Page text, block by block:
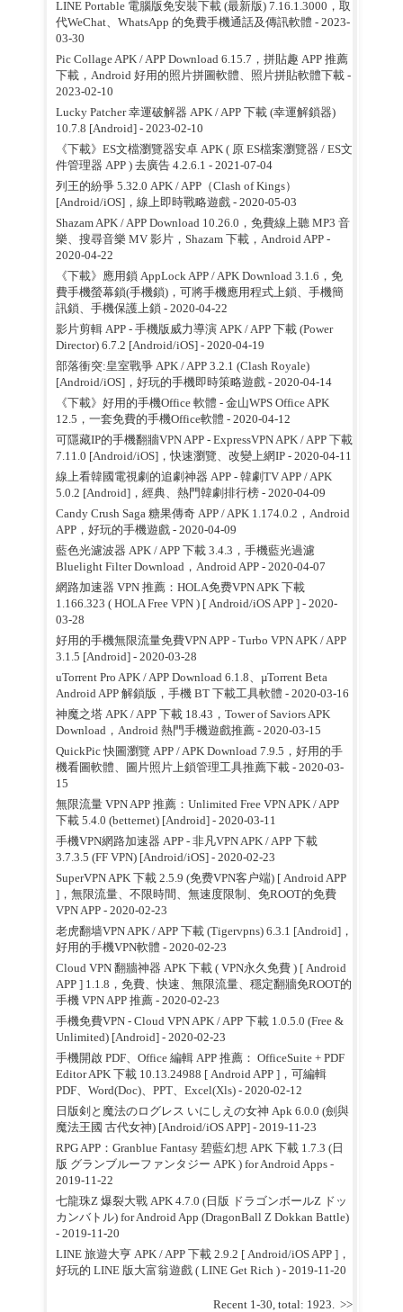
LINE Portable 電腦版免安裝下載 (最新版) 7.16.1.3000，取
代WeChat、WhatsApp 的免費手機通話及傳訊軟體 - 2023-
03-30
Pic Collage APK / APP Download 6.15.7，拼貼趣 APP 推薦
下載，Android 好用的照片拼圖軟體、照片拼貼軟體下載-
2023-02-10
Lucky Patcher 幸運破解器 APK / APP 下載 (幸運解鎖器)
10.7.8 [Android] - 2023-02-10
《下載》ES文檔瀏覽器安卓 APK ( 原 ES檔案瀏覽器 / ES文
件管理器 APP ) 去廣告 4.2.6.1 - 2021-07-04
列王的紛爭 5.32.0 APK / APP（Clash of Kings）
[Android/iOS]，線上即時戰略遊戲- 2020-05-03
Shazam APK / APP Download 10.26.0，免費線上聽 MP3 音
樂、搜尋音樂 MV 影片，Shazam 下載，Android APP-
2020-04-22
《下載》應用鎖 AppLock APP / APK Download 3.1.6，免
費手機螢幕鎖(手機鎖)，可將手機應用程式上鎖、手機簡
訊鎖、手機保護上鎖 - 2020-04-22
影片剪輯 APP - 手機版威力導演 APK / APP 下載 (Power
Director) 6.7.2 [Android/iOS]- 2020-04-19
部落衝突:皇室戰爭 APK / APP 3.2.1 (Clash Royale)
[Android/iOS]，好玩的手機即時策略遊戲- 2020-04-14
《下載》好用的手機Office 軟體 - 金山WPS Office APK
12.5，一套免費的手機Office軟體 - 2020-04-12
可隱藏IP的手機翻牆VPN APP - ExpressVPN APK / APP 下載
7.11.0 [Android/iOS]，快速瀏覽、改變上網IP- 2020-04-11
線上看韓國電視劇的追劇神器 APP - 韓劇TV APP / APK
5.0.2 [Android]，經典、熱門韓劇排行榜- 2020-04-09
Candy Crush Saga 糖果傳奇 APP / APK 1.174.0.2，Android
APP，好玩的手機遊戲- 2020-04-09
藍色光濾波器 APK / APP 下載 3.4.3，手機藍光過濾
Bluelight Filter Download，Android APP- 2020-04-07
網路加速器 VPN 推薦：HOLA免费VPN APK 下載
1.166.323 ( HOLA Free VPN ) [ Android/iOS APP ]- 2020-
03-28
好用的手機無限流量免費VPN APP - Turbo VPN APK / APP
3.1.5 [Android]- 2020-03-28
uTorrent Pro APK / APP Download 6.1.8、µTorrent Beta
Android APP 解鎖版，手機 BT 下載工具軟體 - 2020-03-16
神魔之塔 APK / APP 下載 18.43，Tower of Saviors APK
Download，Android 熱門手機遊戲推薦- 2020-03-15
QuickPic 快圖瀏覽 APP / APK Download 7.9.5，好用的手
機看圖軟體、圖片照片上鎖管理工具推薦下載- 2020-03-
15
無限流量 VPN APP 推薦：Unlimited Free VPN APK / APP
下載 5.4.0 (betternet) [Android]- 2020-03-11
手機VPN網路加速器 APP - 非凡VPN APK / APP 下載
3.7.3.5 (FF VPN) [Android/iOS]- 2020-02-23
SuperVPN APK 下載 2.5.9 (免费VPN客户端) [ Android APP
]，無限流量、不限時間、無速度限制、免ROOT的免費
VPN APP- 2020-02-23
老虎翻墙VPN APK / APP 下載 (Tigervpns) 6.3.1 [Android]，
好用的手機VPN軟體 - 2020-02-23
Cloud VPN 翻牆神器 APK 下載 ( VPN永久免費 ) [ Android
APP ] 1.1.8，免費、快速、無限流量、穩定翻牆免ROOT的
手機 VPN APP 推薦- 2020-02-23
手機免費VPN - Cloud VPN APK / APP 下載 1.0.5.0 (Free &
Unlimited) [Android]- 2020-02-23
手機開啟 PDF、Office 編輯 APP 推薦： OfficeSuite + PDF
Editor APK 下載 10.13.24988 [ Android APP ]，可編輯
PDF、Word(Doc)、PPT、Excel(Xls)- 2020-02-12
日版剣と魔法のログレス いにしえの女神 Apk 6.0.0 (劍與
魔法王國 古代女神) [Android/iOS APP]- 2019-11-23
RPG APP：Granblue Fantasy 碧藍幻想 APK 下載 1.7.3 (日
版 グランブルーファンタジー APK ) for Android Apps -
2019-11-22
七龍珠Z 爆裂大戰 APK 4.7.0 (日版 ドラゴンボールZ ドッ
カンバトル) for Android App (DragonBall Z Dokkan Battle)
- 2019-11-20
LINE 旅遊大亨 APK / APP 下載 2.9.2 [ Android/iOS APP ]，
好玩的 LINE 版大富翁遊戲 ( LINE Get Rich )- 2019-11-20
Recent 1-30, total: 1923. >>